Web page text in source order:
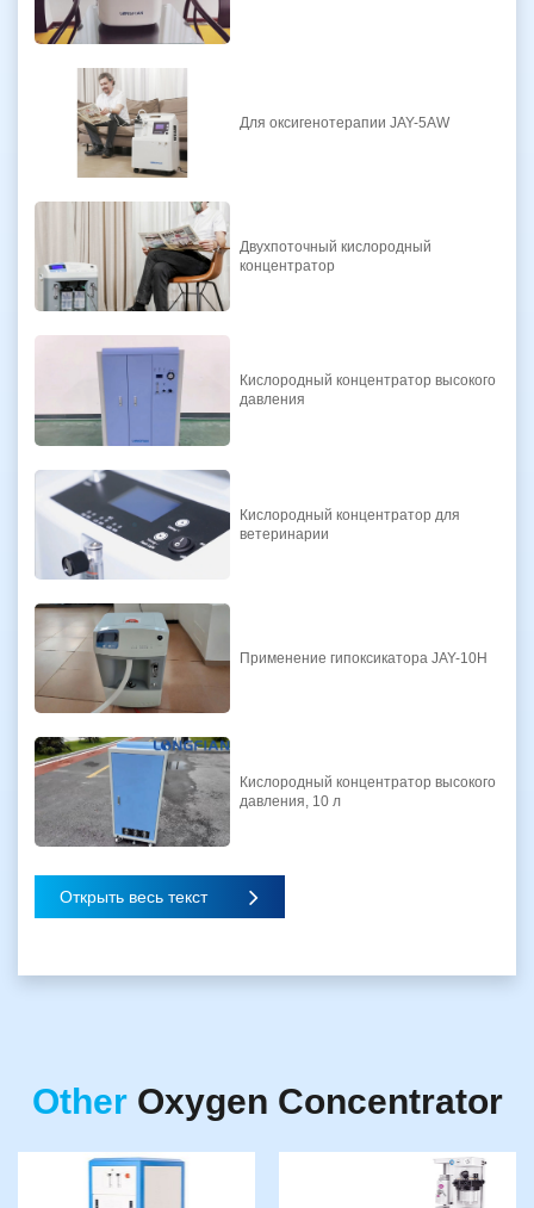
Для оксигенотерапии JAY-5AW
Двухпоточный кислородный
концентратор
Кислородный концентратор высокого
давления
Кислородный концентратор для
ветеринарии
Применение гипоксикатора JAY-10H
Кислородный концентратор высокого
давления, 10 л
Открыть весь текст
OtherOxygen Concentrator